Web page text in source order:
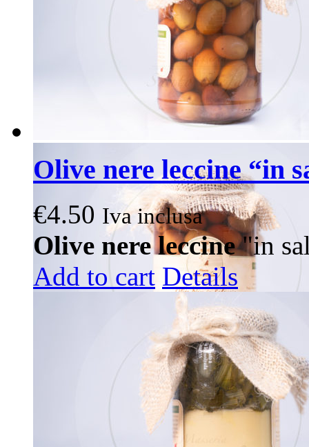
Olive nere leccine “in
€4.50 Iva inclusa
Olive nere leccine"in
Add to cart Details